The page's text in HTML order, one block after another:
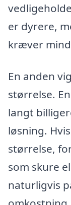
er dyrere,
kræver
En anden
størrelse.
langt
løsning.
størrelse,
som skure
naturligvis